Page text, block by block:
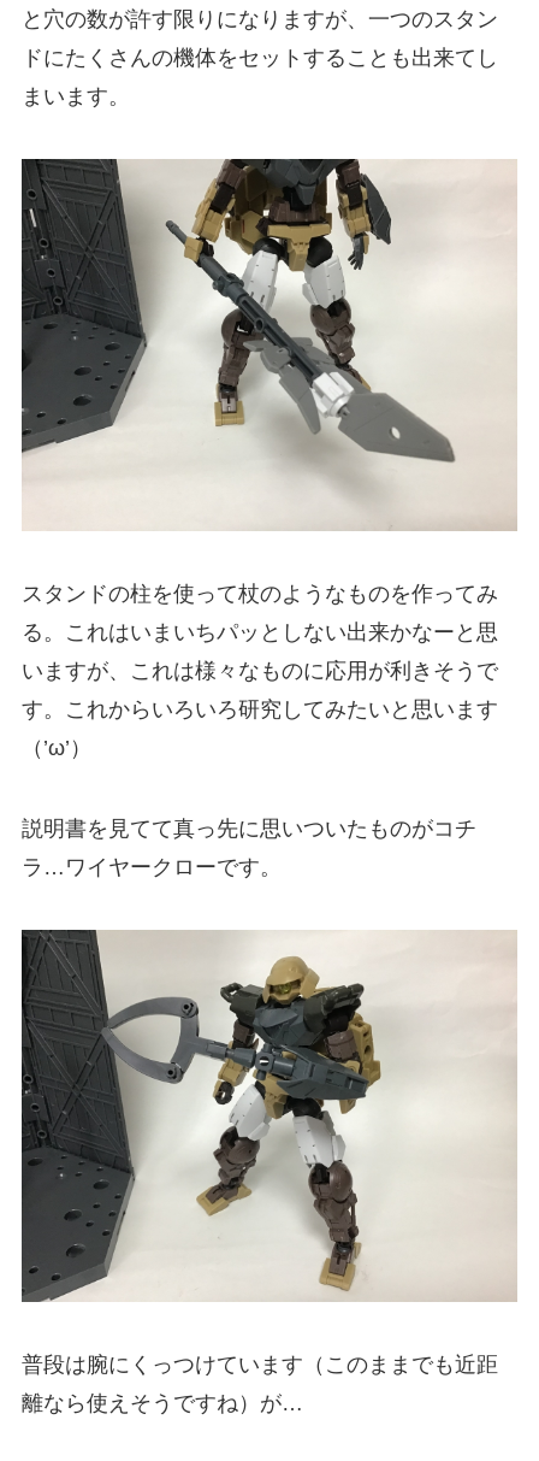
と穴の数が許す限りになりますが、一つのスタン
ドにたくさんの機体をセットすることも出来てし
まいます。
スタンドの柱を使って杖のようなものを作ってみ
る。これはいまいちパッとしない出来かなーと思
いますが、これは様々なものに応用が利きそうで
す。これからいろいろ研究してみたいと思います
（’ω’）
説明書を見てて真っ先に思いついたものがコチ
ラ…ワイヤークローです。
普段は腕にくっつけています（このままでも近距
離なら使えそうですね）が…